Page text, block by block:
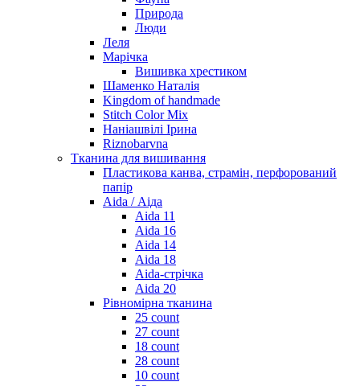
Природа
Люди
Леля
Марічка
Вишивка хрестиком
Шаменко Наталія
Kingdom of handmade
Stitch Color Mix
Наніашвілі Ірина
Riznobarvna
Тканина для вишивання
Пластикова канва, страмін, перфорований
папір
Aida / Аіда
Aida 11
Aida 16
Aida 14
Aida 18
Aida-стрічка
Aida 20
Рівномірна тканина
25 count
27 count
18 count
28 count
10 count